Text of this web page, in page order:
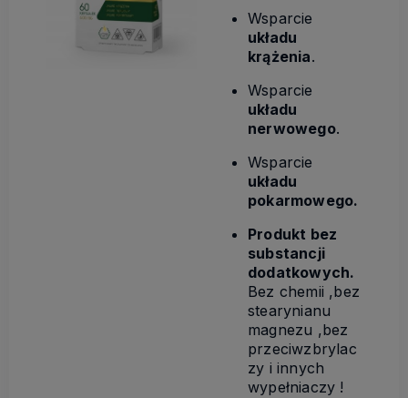
Wsparcie
układu
krążenia.
Wsparcie
układu
nerwowego.
Wsparcie
układu
pokarmowego.
Produkt bez
substancji
dodatkowych.
Bez chemii ,bez
stearynianu
magnezu ,bez
przeciwzbrylac
zy i innych
wypełniaczy !